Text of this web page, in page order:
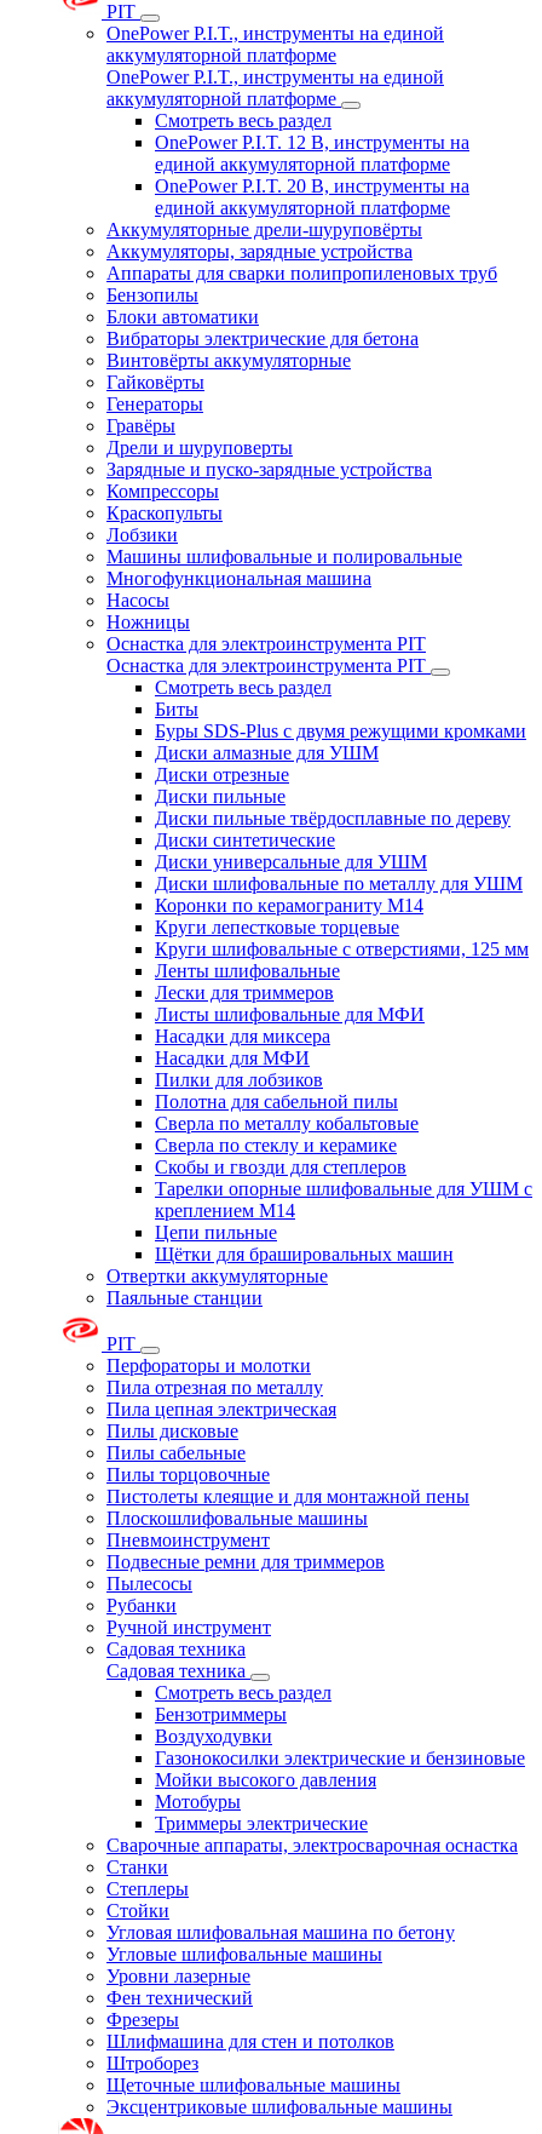
PIT
OnePower P.I.T., инструменты на единой
аккумуляторной платформе
OnePower P.I.T., инструменты на единой
аккумуляторной платформе
Смотреть весь раздел
OnePower P.I.T. 12 В, инструменты на
единой аккумуляторной платформе
OnePower P.I.T. 20 В, инструменты на
единой аккумуляторной платформе
Аккумуляторные дрели-шуруповёрты
Аккумуляторы, зарядные устройства
Аппараты для сварки полипропиленовых труб
Бензопилы
Блоки автоматики
Вибраторы электрические для бетона
Винтовёрты аккумуляторные
Гайковёрты
Генераторы
Гравёры
Дрели и шуруповерты
Зарядные и пуско-зарядные устройства
Компрессоры
Краскопульты
Лобзики
Машины шлифовальные и полировальные
Многофункциональная машина
Насосы
Ножницы
Оснастка для электроинструмента PIT
Оснастка для электроинструмента PIT
Смотреть весь раздел
Биты
Буры SDS-Plus c двумя режущими кромками
Диски алмазные для УШМ
Диски отрезные
Диски пильные
Диски пильные твёрдосплавные по дереву
Диски синтетические
Диски универсальные для УШМ
Диски шлифовальные по металлу для УШМ
Коронки по керамограниту M14
Круги лепестковые торцевые
Круги шлифовальные с отверстиями, 125 мм
Ленты шлифовальные
Лески для триммеров
Листы шлифовальные для МФИ
Насадки для миксера
Насадки для МФИ
Пилки для лобзиков
Полотна для сабельной пилы
Сверла по металлу кобальтовые
Сверла по стеклу и керамике
Скобы и гвозди для степлеров
Тарелки опорные шлифовальные для УШМ с
креплением М14
Цепи пильные
Щётки для брашировальных машин
Отвертки аккумуляторные
Паяльные станции
PIT
Перфораторы и молотки
Пила отрезная по металлу
Пила цепная электрическая
Пилы дисковые
Пилы сабельные
Пилы торцовочные
Пистолеты клеящие и для монтажной пены
Плоскошлифовальные машины
Пневмоинструмент
Подвесные ремни для триммеров
Пылесосы
Рубанки
Ручной инструмент
Садовая техника
Садовая техника
Смотреть весь раздел
Бензотриммеры
Воздуходувки
Газонокосилки электрические и бензиновые
Мойки высокого давления
Мотобуры
Триммеры электрические
Сварочные аппараты, электросварочная оснастка
Станки
Степлеры
Стойки
Угловая шлифовальная машина по бетону
Угловые шлифовальные машины
Уровни лазерные
Фен технический
Фрезеры
Шлифмашина для стен и потолков
Штроборез
Щеточные шлифовальные машины
Эксцентриковые шлифовальные машины